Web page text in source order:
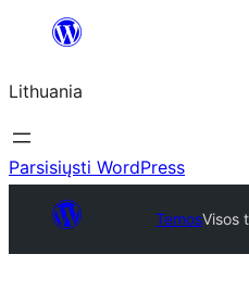
turinio
Lithuania
Parsisiųsti WordPress
TemosVisos